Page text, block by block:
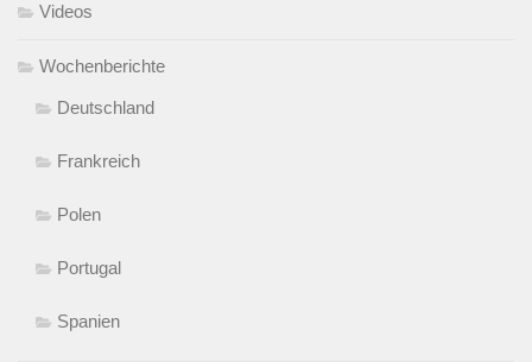
Videos
Wochenberichte
Deutschland
Frankreich
Polen
Portugal
Spanien